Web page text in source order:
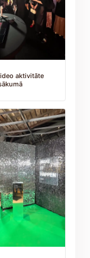
aktivitāte